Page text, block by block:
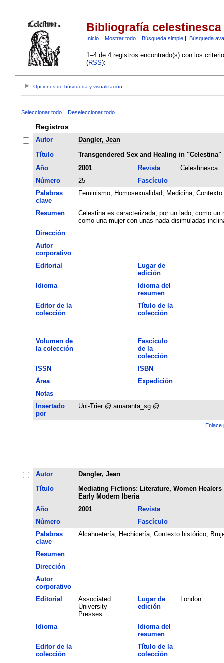
Bibliografía celestinesca
Inicio| Mostrar todo| Búsqueda simple| Búsqueda
1–4 de 4 registros encontrado(s) con los
(RSS):
Opciones de búsqueda y visualización
Seleccionar todo Deseleccionar todo
Registros
Autor
Dangler, Jean
Título
Transgendered Sex and Healing in "Celestina"
Año
2001 Revista
Celestinesca
Número
25
Fascículo
Palabras
clave
Feminismo; Homosexualidad; Medicina;
Resumen
Celestina es caracterizada, por un lado, como
como una mujer con unas nada disimuladas
Dirección
Autor
corporativo
Editorial
Lugar de
edición
Idioma
Idioma del
resumen
Editor de la
colección
Título de la
colección
Volumen de
la colección
Fascículo
de la
colección
ISSN
ISBN
Área
Expedición
Notas
Insertado
por
Uni-Trier @ amaranta_sg @
Enlace
Autor
Dangler, Jean
Título
Mediating Fictions: Literature, Women
Early Modern Iberia
Año
2001
Revista
Número
Fascículo
Palabras
clave
Alcahuetería; Hechicería; Contexto histórico;
Resumen
Dirección
Autor
corporativo
Editorial
Associated
University
Presses
Lugar de
edición
London
Idioma
Idioma del
resumen
Editor de la
colección
Título de la
colección